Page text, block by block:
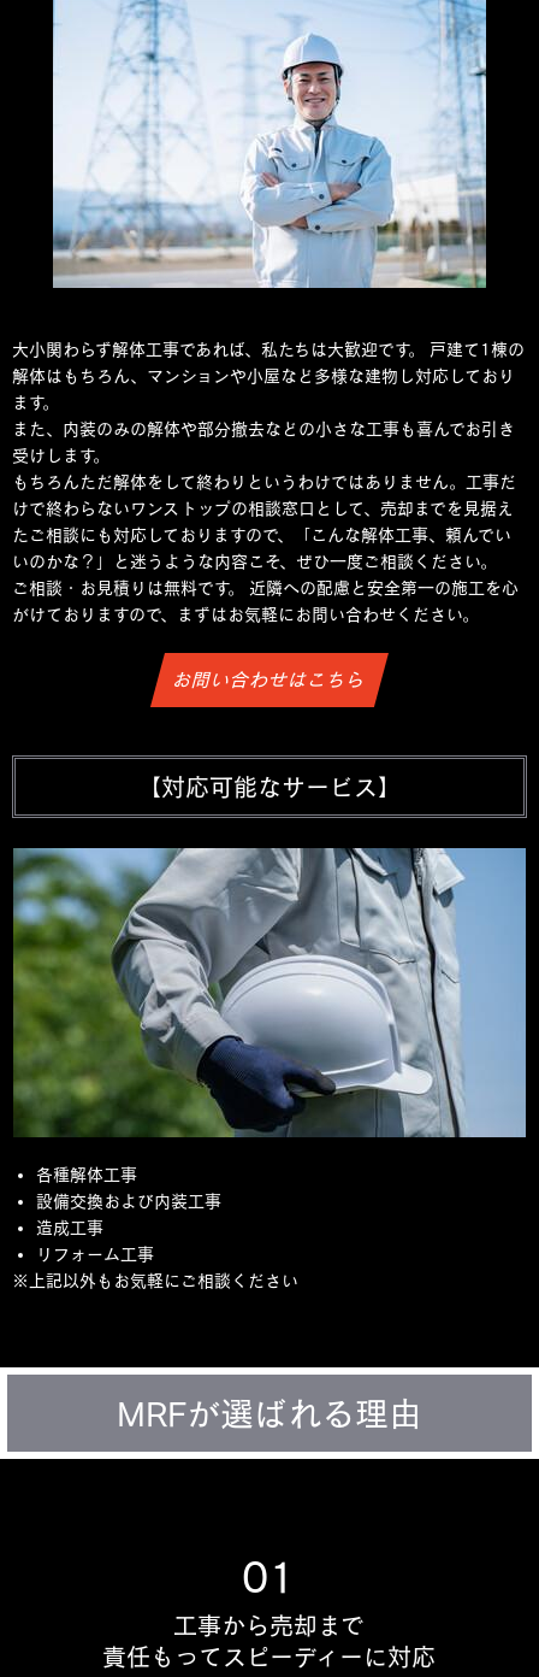
大小関わらず解体工事であれば、私たちは大歓迎です。 戸建て1棟の
解体はもちろん、マンションや小屋など多様な建物し対応しており
ます。
また、内装のみの解体や部分撤去などの小さな工事も喜んでお引き
受けします。
もちろんただ解体をして終わりというわけではありません。工事だ
けで終わらないワンストップの相談窓口として、売却までを見据え
たご相談にも対応しておりますので、「こんな解体工事、頼んでい
いのかな？」と迷うような内容こそ、ぜひ一度ご相談ください。
ご相談・お見積りは無料です。 近隣への配慮と安全第一の施工を心
がけておりますので、まずはお気軽にお問い合わせください。
お問い合わせはこちら
【対応可能なサービス】
各種解体工事
設備交換および内装工事
造成工事
リフォーム工事
※上記以外もお気軽にご相談ください
MRFが選ばれる理由
01
工事から売却まで
責任もってスピーディーに対応